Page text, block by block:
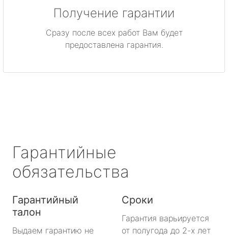
Получение гарантии
Сразу после всех работ Вам будет
предоставлена гарантия.
Гарантийные
обязательства
Гарантийный
талон
Выдаем гарантию не
Сроки
Гарантия варьируется
от полугода до 2-х лет